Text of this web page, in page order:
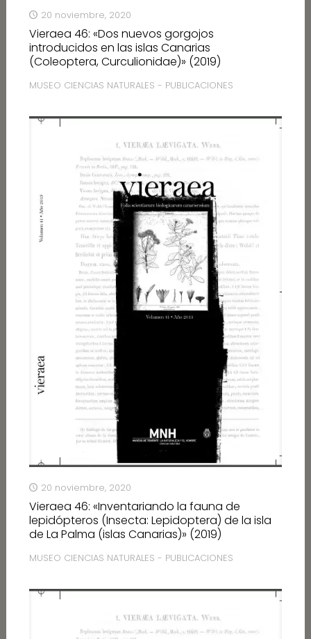
20 noviembre, 2020
Vieraea 46: «Dos nuevos gorgojos
introducidos en las islas Canarias
(Coleoptera, Curculionidae)» (2019)
MUSEO CIENCIAS NATURALES - PUBLICACIONES
20 noviembre, 2020
Vieraea 46: «Inventariando la fauna de
lepidópteros (Insecta: Lepidoptera) de la isla
de La Palma (islas Canarias)» (2019)
MUSEO CIENCIAS NATURALES - PUBLICACIONES